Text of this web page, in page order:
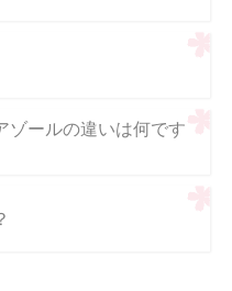
ゾールの違いは何です